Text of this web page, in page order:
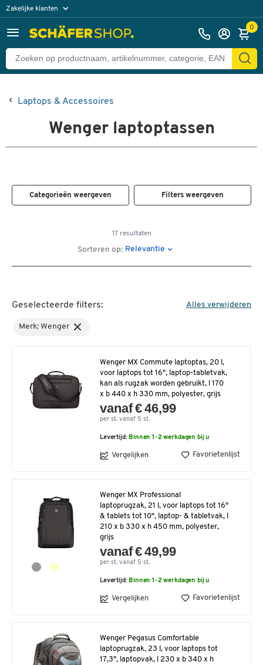
Zakelijke klanten
Particuliere klanten 0
Laptops & Accessoires
Wenger laptoptassen
Categorieën weergeven Filters weergeven
17 resultaten
Sorteren op: Relevantie
Geselecteerde filters: Alles verwijderen
Merk: Wenger
Wenger MX Commute laptoptas, 20 l,
voor laptops tot 16", laptop-tabletvak,
kan als rugzak worden gebruikt, l 170
x b 440 x h 330 mm, polyester, grijs
vanaf € 46,99
per st. vanaf 5 st.
Levertijd: Binnen 1-2 werkdagen bij u
Vergelijken Favorietenlijst
Wenger MX Professional
laptoprugzak, 21 l, voor laptops tot 16"
& tablets tot 10", laptop- & tabletvak, l
210 x b 330 x h 450 mm, polyester,
grijs
vanaf € 49,99
per st. vanaf 5 st.
Levertijd: Binnen 1-2 werkdagen bij u
Vergelijken Favorietenlijst
Wenger Pegasus Comfortable
laptoprugzak, 23 l, voor laptops tot
17,3", laptopvak, l 230 x b 340 x h